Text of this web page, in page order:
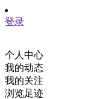
登录
个人中心
我的动态
我的关注
浏览足迹